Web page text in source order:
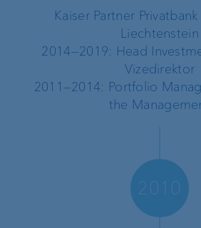
Kaiser Partner
Liechtenstein
2014—2019: Head
Vizedirektor
2011—2014: Portfolio
the
2010